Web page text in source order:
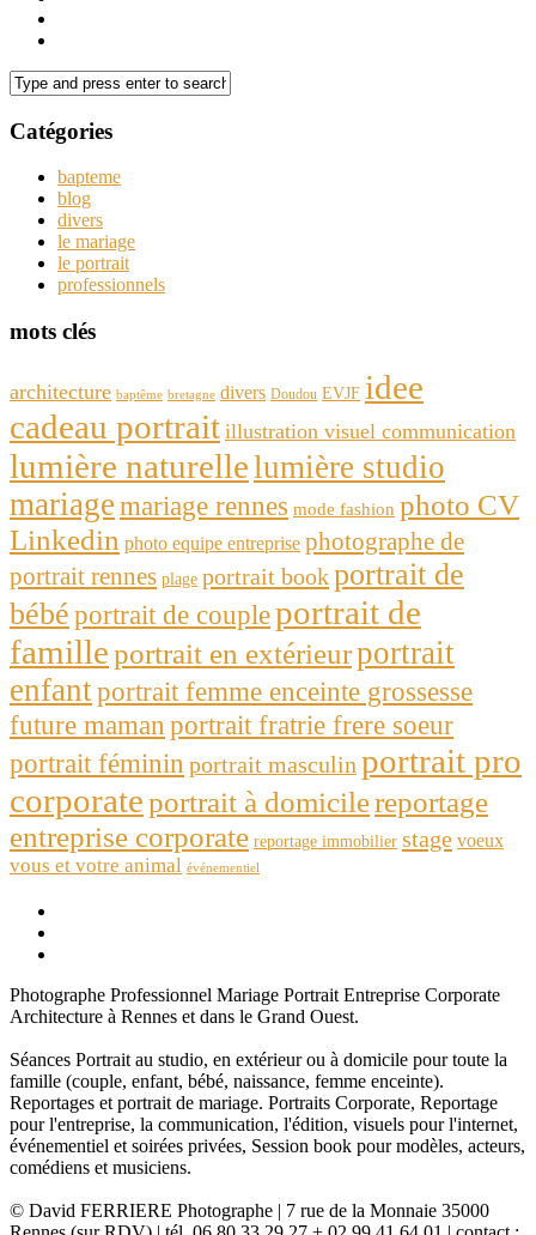
Catégories
bapteme
blog
divers
le mariage
le portrait
professionnels
mots clés
architecture baptême bretagne divers Doudou EVJF idee
cadeau portrait illustration visuel communication
lumière naturellelumière studio
mariagemariage rennes mode fashion photo CV
Linkedin photo equipe entreprise photographe de
portrait rennes plage portrait bookportrait de
bébéportrait de coupleportrait de
familleportrait en extérieurportrait
enfantportrait femme enceinte grossesse
future maman portrait fratrie frere soeur
portrait féminin portrait masculin portrait pro
corporateportrait à domicilereportage
entreprise corporate reportage immobilier stage voeux
vous et votre animal événementiel
Photographe Professionnel Mariage Portrait Entreprise Corporate
Architecture à Rennes et dans le Grand Ouest.
Séances Portrait au studio, en extérieur ou à domicile pour toute la
famille (couple, enfant, bébé, naissance, femme enceinte).
Reportages et portrait de mariage. Portraits Corporate, Reportage
pour l'entreprise, la communication, l'édition, visuels pour l'internet,
événementiel et soirées privées, Session book pour modèles, acteurs,
comédiens et musiciens.
© David FERRIERE Photographe | 7 rue de la Monnaie 35000